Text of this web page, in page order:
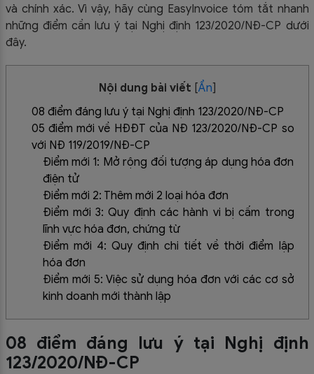
và chính xác. Vì vậy, hãy cùng EasyInvoice tóm tắt nhanh
những điểm cần lưu ý tại Nghị định 123/2020/NĐ-CP dưới
đây.
Nội dung bài viết Ẩn
08 điểm đáng lưu ý tại Nghị định 123/2020/NĐ-CP
05 điểm mới về HĐĐT của NĐ 123/2020/NĐ-CP so
với NĐ 119/2019/NĐ-CP
Điểm mới 1: Mở rộng đối tượng áp dụng hóa đơn
điện tử
Điểm mới 2: Thêm mới 2 loại hóa đơn
Điểm mới 3: Quy định các hành vi bị cấm trong
lĩnh vực hóa đơn, chứng từ
Điểm mới 4: Quy định chi tiết về thời điểm lập
hóa đơn
Điểm mới 5: Việc sử dụng hóa đơn với các cơ sở
kinh doanh mới thành lập
08 điểm đáng lưu ý tại Nghị định
123/2020/NĐ-CP